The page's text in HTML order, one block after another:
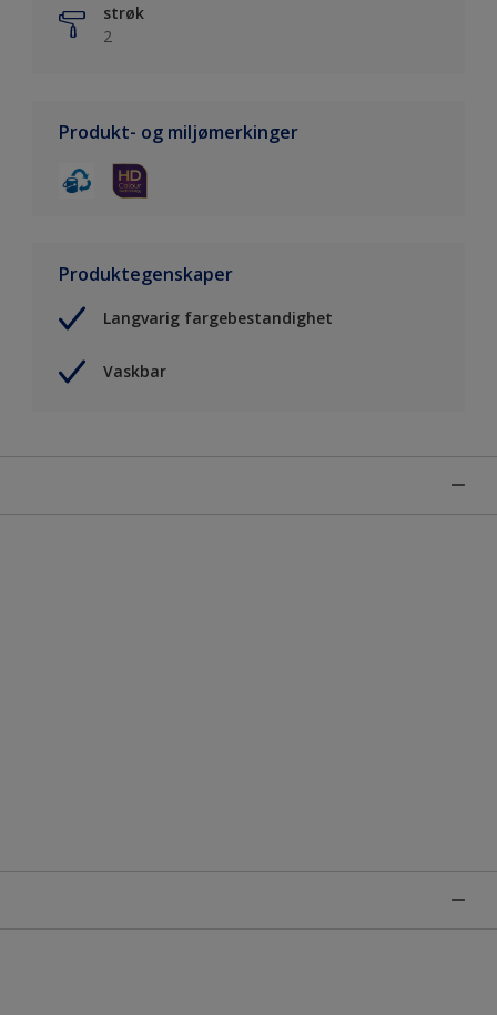
strøk
2
Produkt- og miljømerkinger
Produktegenskaper
Langvarig fargebestandighet
Vaskbar